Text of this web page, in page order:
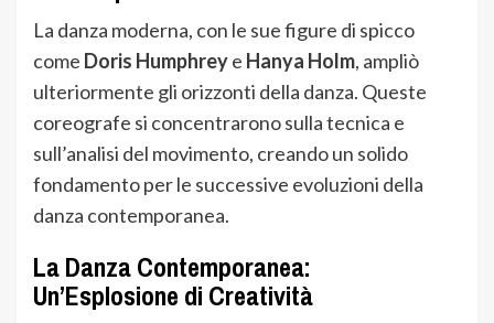
La danza moderna, con le sue figure di spicco
come Doris Humphreye Hanya Holm, ampliò
ulteriormente gli orizzonti della danza. Queste
coreografe si concentrarono sulla tecnica e
sull’analisi del movimento, creando un solido
fondamento per le successive evoluzioni della
danza contemporanea.
La Danza Contemporanea:
Un’Esplosione di Creatività